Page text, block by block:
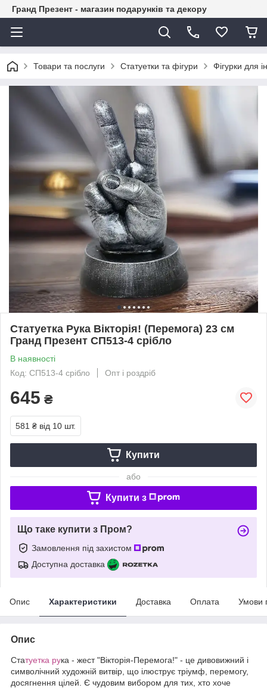
Гранд Презент - магазин подарунків та декору
Товари та послуги Статуетки та фігури Фігурки для
Статуетка Рука Вікторія! (Перемога) 23 см
Гранд Презент СП513-4 срібло
В наявності
Код: СП513-4 срібло
Опт і роздріб
645 ₴
581 ₴ від 10 шт.
Купити
або
Купити з
Що таке купити з Пром?
Замовлення під захистом
Доступна доставка
Опис Характеристики Доставка Оплата Умови
Опис
Статуетка рука - жест "Вікторія-Перемога!" - це дивовижний і
символічний художній витвір, що ілюструє тріумф, перемогу,
досягнення цілей. Є чудовим вибором для тих, хто хоче